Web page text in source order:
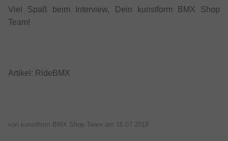
Viel Spaß beim Interview, Dein kunstform BMX Shop
Team!
Artikel: RideBMX
von kunstform BMX Shop Team am 16.07.2018